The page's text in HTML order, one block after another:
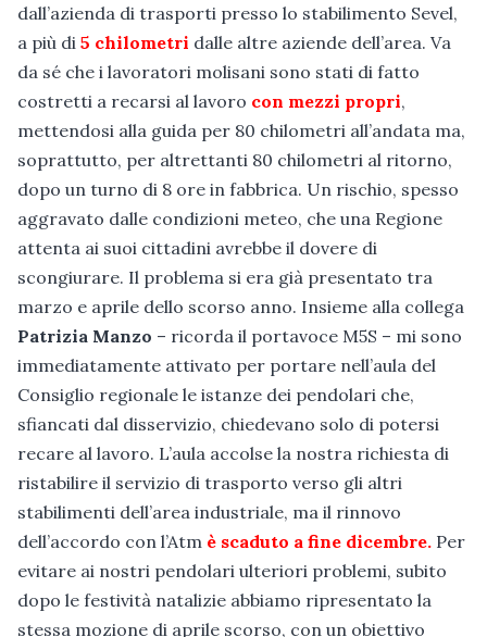
dall’azienda di trasporti presso lo stabilimento Sevel,
a più di 5 chilometri dalle altre aziende dell’area. Va
da sé che i lavoratori molisani sono stati di fatto
costretti a recarsi al lavoro con mezzi propri,
mettendosi alla guida per 80 chilometri all’andata ma,
soprattutto, per altrettanti 80 chilometri al ritorno,
dopo un turno di 8 ore in fabbrica. Un rischio, spesso
aggravato dalle condizioni meteo, che una Regione
attenta ai suoi cittadini avrebbe il dovere di
scongiurare. Il problema si era già presentato tra
marzo e aprile dello scorso anno. Insieme alla collega
Patrizia Manzo – ricorda il portavoce M5S – mi sono
immediatamente attivato per portare nell’aula del
Consiglio regionale le istanze dei pendolari che,
sfiancati dal disservizio, chiedevano solo di potersi
recare al lavoro. L’aula accolse la nostra richiesta di
ristabilire il servizio di trasporto verso gli altri
stabilimenti dell’area industriale, ma il rinnovo
dell’accordo con l’Atm è scaduto a fine dicembre. Per
evitare ai nostri pendolari ulteriori problemi, subito
dopo le festività natalizie abbiamo ripresentato la
stessa mozione di aprile scorso, con un obiettivo